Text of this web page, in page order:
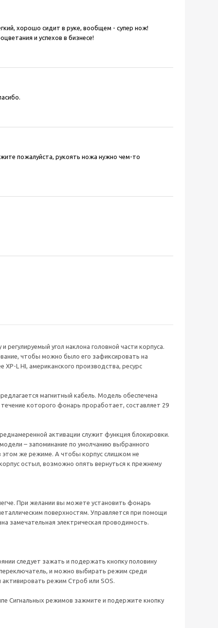
хорошо сидит в руке, вообщем - супер нож!
и успехов в бизнесе!
пожалуйста, рукоять ножа нужно чем-то
угол наклона головной части корпуса.
чтобы можно было его зафиксировать на
L HI, американского производства, ресурс
магнитный кабель. Модель обеспечена
которого фонарь проработает, составляет 29
активации служит функция блокировки.
– запоминание по умолчанию выбранного
же режиме. А чтобы корпус слишком не
остыл, возможно опять вернуться к прежнему
При желании вы можете установить фонарь
поверхностям. Управляется при помощи
замечательная электрическая проводимость.
следует зажать и подержать кнопку половину
и можно выбирать режим среди
режим Строб или SOS.
Сигнальных режимов зажмите и подержите кнопку